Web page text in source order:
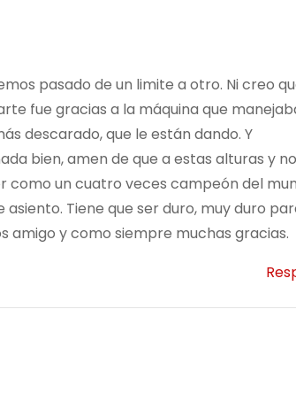
pasado de un limite a otro. Ni creo
fue gracias a la máquina que
descarado, que le están dando. Y
bien, amen de que a estas alturas y
como un cuatro veces campeón del
Tiene que ser duro, muy duro
amigo y como siempre muchas gracias.